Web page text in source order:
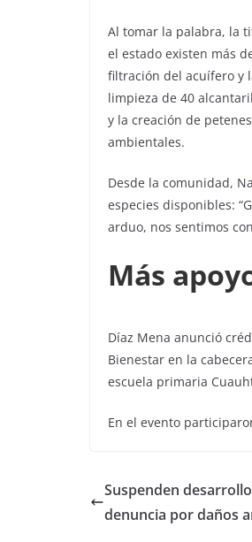
Al tomar la palabra, la
el estado existen más
filtración del acuífero y
limpieza de 40
y la creación de
ambientales.
Desde la comunidad,
especies disponibles:
arduo, nos sentimos
Más
Díaz Mena anunció
Bienestar en la
escuela primaria
En el evento
Suspenden
denuncia por daños